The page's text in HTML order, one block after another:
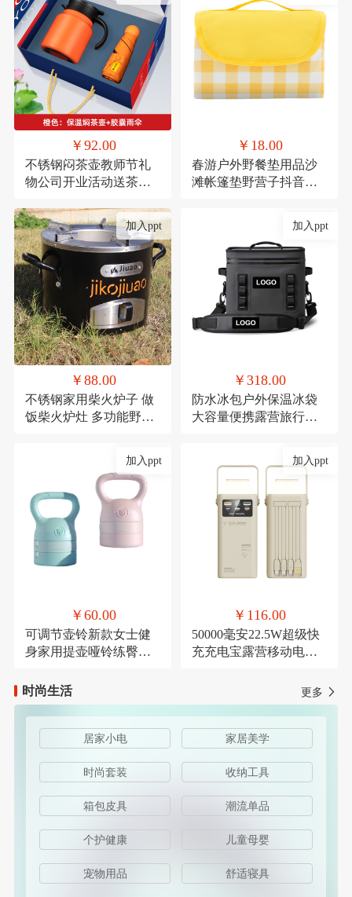
￥92.00
不锈钢闷茶壶教师节礼
物公司开业活动送茶具
￥18.00
春游户外野餐垫用品沙
滩帐篷垫野营子抖音网
加入ppt
￥88.00
不锈钢家用柴火炉子 做
饭柴火炉灶 多功能野餐
加入ppt
￥318.00
防水冰包户外保温冰袋
大容量便携露营旅行保
加入ppt
￥60.00
可调节壶铃新款女士健
身家用提壶哑铃练臀翘
加入ppt
￥116.00
50000毫安22.5W超级快
充充电宝露营移动电源
时尚生活
更多
居家小电 家居美学
时尚套装 收纳工具
箱包皮具 潮流单品
个护健康 儿童母婴
宠物用品 舒适寝具